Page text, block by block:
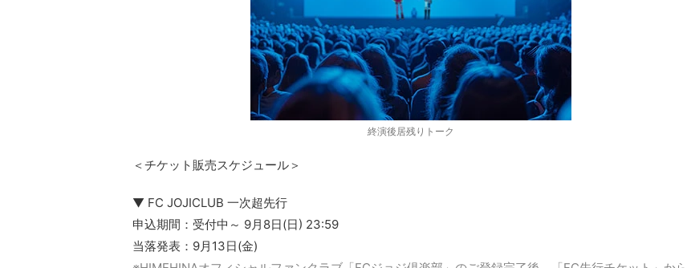
終演後居残りトーク
＜チケット販売スケジュール＞
▼ FC JOJICLUB 一次超先行
申込期間：受付中～ 9月8日(日) 23:59
当落発表：9月13日(金)